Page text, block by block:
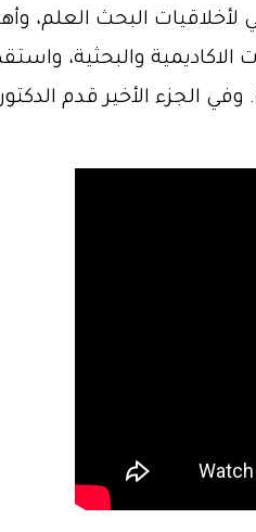
البحث العلم،
والبحثية،
الجزء الأخير قدم